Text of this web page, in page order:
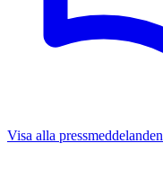
Visa alla pressmeddelanden